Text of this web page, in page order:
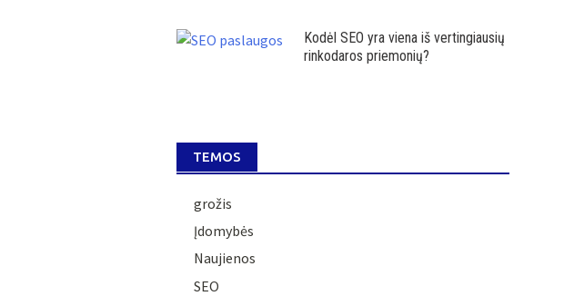
Kodėl SEO yra viena iš vertingiausių
rinkodaros priemonių?
TEMOS
grožis
Įdomybės
Naujienos
SEO